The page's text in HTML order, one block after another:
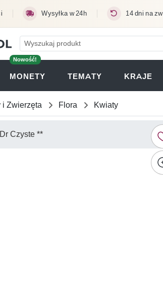
Wysyłka w 24h 14 dni na
Nowość!
MONETY (OTWIERA SIĘ W NOWEJ
TEMATY KRAJE
i Zwierzęta Flora Kwiaty